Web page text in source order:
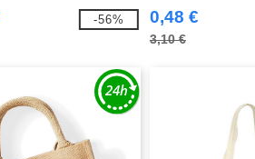
-56%
Baumwolle
0,48 €
3,10 €